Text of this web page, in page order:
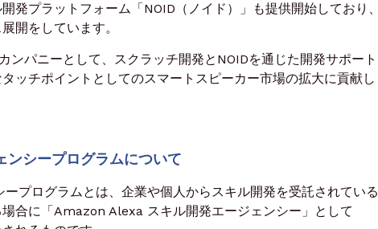
発プラットフォーム「NOID（ノイド）」も提供開始しており、
開をしています。
パニーとして、スクラッチ開発とNOIDを通じた開発サポート
ッチポイントとしてのスマートスピーカー市場の拡大に貢献し
ンシープログラムについて
プログラムとは、企業や個人からスキル開発を受託されている
合に「Amazon Alexa スキル開発エージェンシー」として